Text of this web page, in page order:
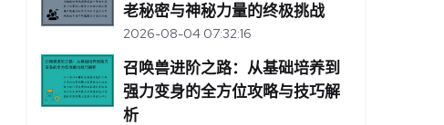
老秘密与神秘力量的终极挑战
2026-08-04 07:32:16
召唤兽进阶之路：从基础培养到
强力变身的全方位攻略与技巧解
析